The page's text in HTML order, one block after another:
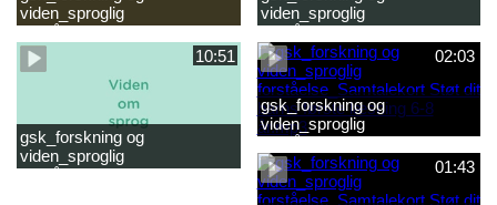
viden_sproglig
forståelse_Snak med dit barn
2-6 år.mp4
viden_sproglig
forståelse_Snak med din
baby 0-6 mdr.mp4
10:51
gsk_forskning og
viden_sproglig
forståelse_Barnets sproglige
02:03
gsk_forskning og
viden_sproglig
forståelse_Samtalekort Støt
dit barns første læsning 6-8
år.mp3
01:43